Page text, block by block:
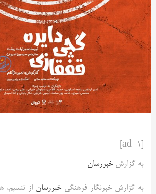
به گزارش خبررسان
به گزارش خبرنگار فرهنگی خبررسان از تنسیم،